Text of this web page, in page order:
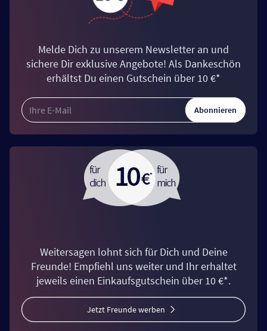
Melde Dich zu unserem Newsletter an und
sichere Dir exklusive Angebote! Als Dankeschön
erhältst Du einen Gutschein über 10 €*
Abonnieren
Weitersagen lohnt sich für Dich und Deine
Freunde! Empfiehl uns weiter und Ihr erhaltet
jeweils einen Einkaufsgutschein über 10 €*.
Jetzt Freunde werben